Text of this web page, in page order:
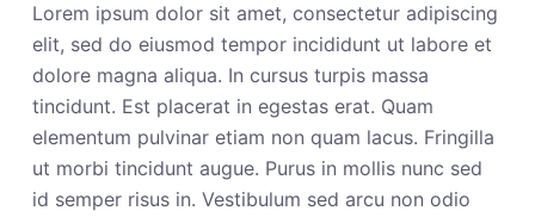
Lorem ipsum dolor sit amet, consectetur adipiscing
elit, sed do eiusmod tempor incididunt ut labore et
dolore magna aliqua. In cursus turpis massa
tincidunt. Est placerat in egestas erat. Quam
elementum pulvinar etiam non quam lacus. Fringilla
ut morbi tincidunt augue. Purus in mollis nunc sed
id semper risus in. Vestibulum sed arcu non odio